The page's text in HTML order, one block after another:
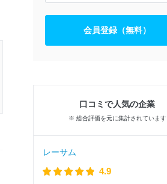
会員登録（無料）
口コミで人気の企業
※ 総合評価を元に集計されています
レーサム
4.9